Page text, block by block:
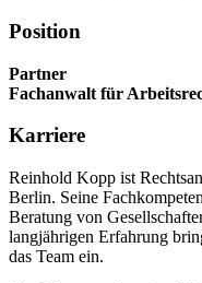
Position
Partner
Fachanwalt für
Karriere
Reinhold Kopp ist
Berlin. Seine
Beratung von
langjährigen Erfahrung
das Team ein.